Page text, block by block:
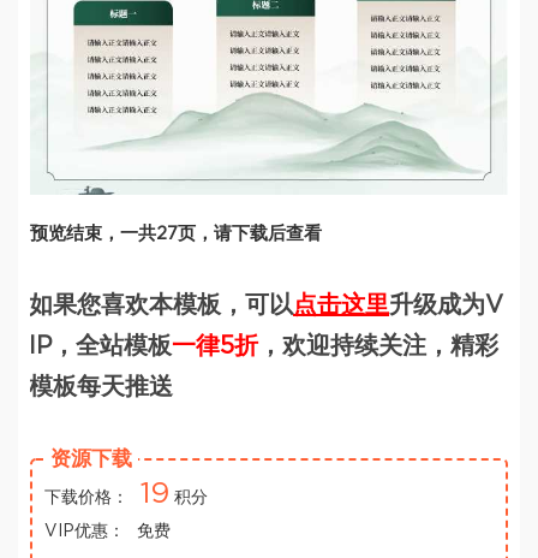
预览结束，一共27页，请下载后查看
如果您喜欢本模板，可以点击这里升级成为V
IP，全站模板一律5折，欢迎持续关注，精彩
模板每天推送
资源下载
下载价格： 19 积分
VIP优惠：
免费